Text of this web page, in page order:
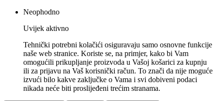
Neophodno
Uvijek aktivno
Tehnički potrebni kolačići osiguravaju samo osnovne funkcije
naše web stranice. Koriste se, na primjer, kako bi Vam
omogućili prikupljanje proizvoda u Vašoj košarici za kupnju
ili za prijavu na Vaš korisnički račun. To znači da nije moguće
izvući bilo kakve zaključke o Vama i svi dobiveni podaci
nikada neće biti proslijeđeni trećim stranama.